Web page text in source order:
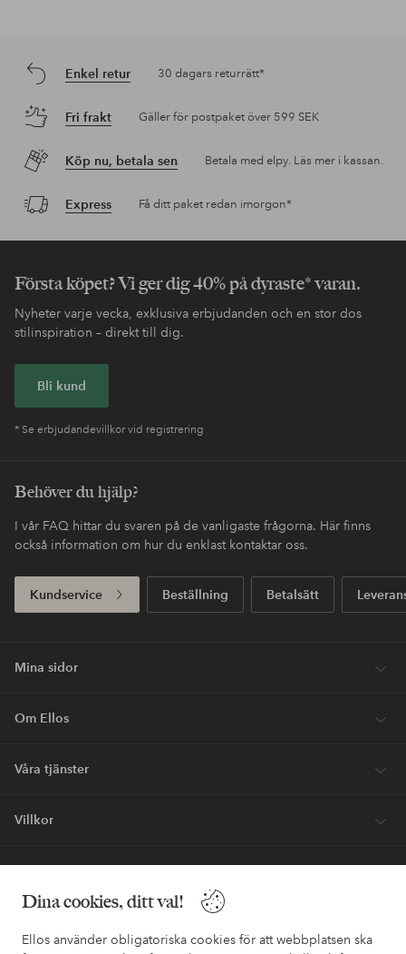
Dina cookies, ditt val!
Ellos använder obligatoriska cookies för att webbplatsen ska
Enkel retur 30 dagars returrätt*
Fri frakt Gäller för postpaket över 599 SEK
Köp nu, betala sen Betala med elpy. Läs mer i kassan.
Express Få ditt paket redan imorgon*
Första köpet? Vi ger dig 40% på dyraste* varan.
Nyheter varje vecka, exklusiva erbjudanden och en stor dos
stilinspiration – direkt till dig.
Bli kund
* Se erbjudandevillkor vid registrering
Behöver du hjälp?
I vår FAQ hittar du svaren på de vanligaste frågorna. Här finns
också information om hur du enklast kontaktar oss.
Kundservice Beställning Betalsätt
Mina sidor
Om Ellos
Våra tjänster
Villkor